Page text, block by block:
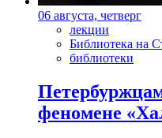
06 августа, четверг
лекции
Библиотека на
библиотеки
феномене